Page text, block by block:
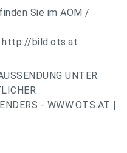
Sie im AOM /
http://bild.ots.at
UNTER
- WWW.OTS.AT |